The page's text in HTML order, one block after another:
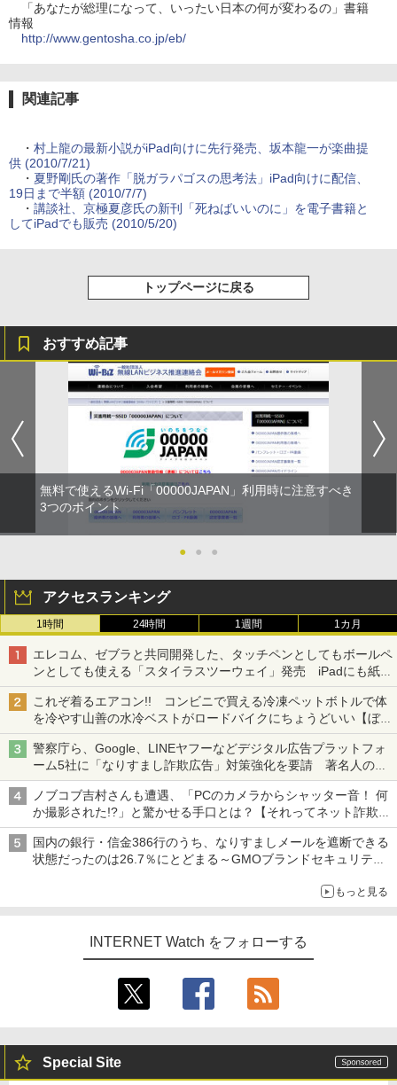
「あなたが総理になって、いったい日本の何が変わるの」書籍
情報
http://www.gentosha.co.jp/eb/
関連記事
・ 村上龍の最新小説がiPad向けに先行発売、坂本龍一が楽曲提
供 (2010/7/21)
・ 夏野剛氏の著作「脱ガラパゴスの思考法」iPad向けに配信、
19日まで半額 (2010/7/7)
・ 講談社、京極夏彦氏の新刊「死ねばいいのに」を電子書籍と
してiPadでも販売 (2010/5/20)
トップページに戻る
おすすめ記事
無料で使えるWi-Fi「00000JAPAN」利用時に注意すべき
3つのポイント
● ● ●
アクセスランキング
1時間 24時間 1週間 1カ月
エレコム、ゼブラと共同開発した、タッチペンとしてもボールペ
ンとしても使える「スタイラスツーウェイ」発売 iPadにも紙に
も、持ち替えずに書き込める
これぞ着るエアコン!! コンビニで買える冷凍ペットボトルで体
を冷やす山善の水冷ベストがロードバイクにちょうどいい【ぼっ
ち・ざ・ろーど！その14】【空いた時間でなにしてる？】
警察庁ら、Google、LINEヤフーなどデジタル広告プラットフォ
ーム5社に「なりすまし詐欺広告」対策強化を要請 著名人の写
真や映像を使った投資詐欺などへの対策として
ノブコブ吉村さんも遭遇、「PCのカメラからシャッター音！ 何
か撮影された!?」と驚かせる手口とは？【それってネット詐欺で
すよ！】
国内の銀行・信金386行のうち、なりすましメールを遮断できる
状態だったのは26.7％にとどまる～GMOブランドセキュリティ
もっと見る
INTERNET Watch をフォローする
Special Site